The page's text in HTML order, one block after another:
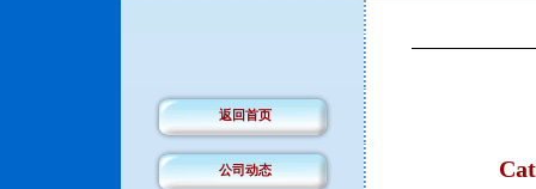
返回首页
公司动态